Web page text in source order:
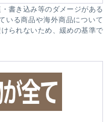
書き込み等のダメージがある
いる商品や海外商品について
られないため、緩めの基準で